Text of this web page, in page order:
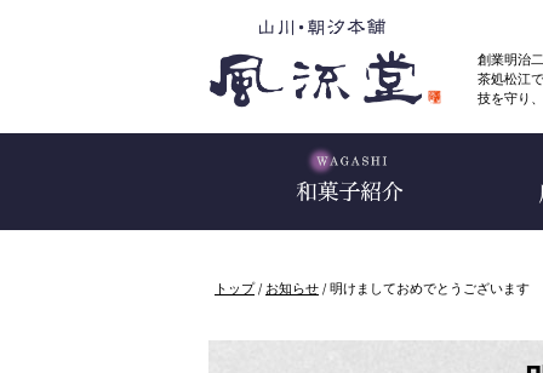
創業明治
茶処松江
技を守り
現
位
トップ/ お知らせ / 明けましておめでとうございます